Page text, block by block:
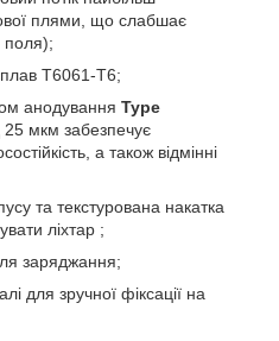
плями, що слабшає
поля);
T6061-T6;
анодування Type
мкм забезпечує
а також відмінні
та текстурована накатка
ліхтар ;
заряджання;
для зручної фіксації на